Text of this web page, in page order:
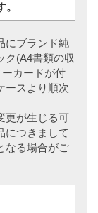
にブランド純
ク(A4書類の収
カードが付
ースより順次
更が生じる可
につきまして
なる場合がご